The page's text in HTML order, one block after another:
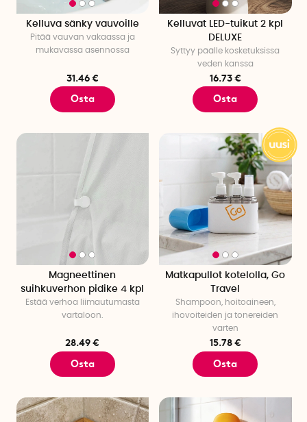
Kelluva sänky vauvoille
Pitää vauvan vakaassa ja
mukavassa asennossa
31.46 €
Osta
Kelluvat LED-tuikut 2 kpl
DELUXE
Syttyy päälle kosketuksissa
veden kanssa
16.73 €
Osta
Magneettinen
suihkuverhon pidike 4 kpl
Estää verhoa liimautumasta
vartaloon.
28.49 €
Osta
Matkapullot kotelolla, Go
Travel
Shampoon, hoitoaineen,
ihovoiteiden ja tonereiden
varten
15.78 €
Osta